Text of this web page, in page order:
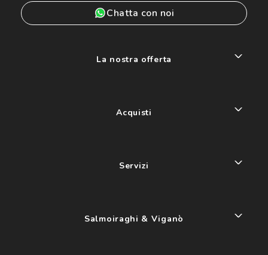
Chatta con noi
La nostra offerta
Acquisti
Servizi
Salmoiraghi & Viganò